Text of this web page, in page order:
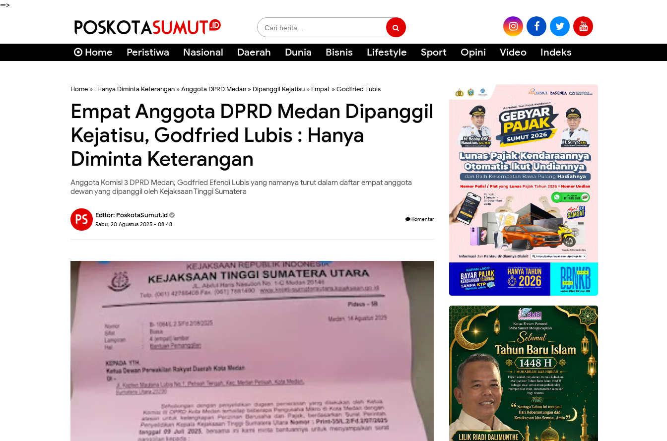
-->
Home Peristiwa Nasional Daerah Dunia Bisnis Lifestyle Sport Opini Video Indeks
Home »: Hanya Diminta Keterangan »Anggota DPRD Medan » Dipanggil Kejatisu » Empat »Godfried Lubis
Empat Anggota DPRD Medan Dipanggil
Kejatisu, Godfried Lubis : Hanya
Diminta Keterangan
Anggota Komisi 3 DPRD Medan, Godfried Efendi Lubis yang namanya turut dalam daftar empat anggota
dewan yang dipanggil oleh Kejaksaan Tinggi Sumatera
Editor: PoskotaSumut.id
Rabu, 20 Agustus 2025 - 08.48
Komentar